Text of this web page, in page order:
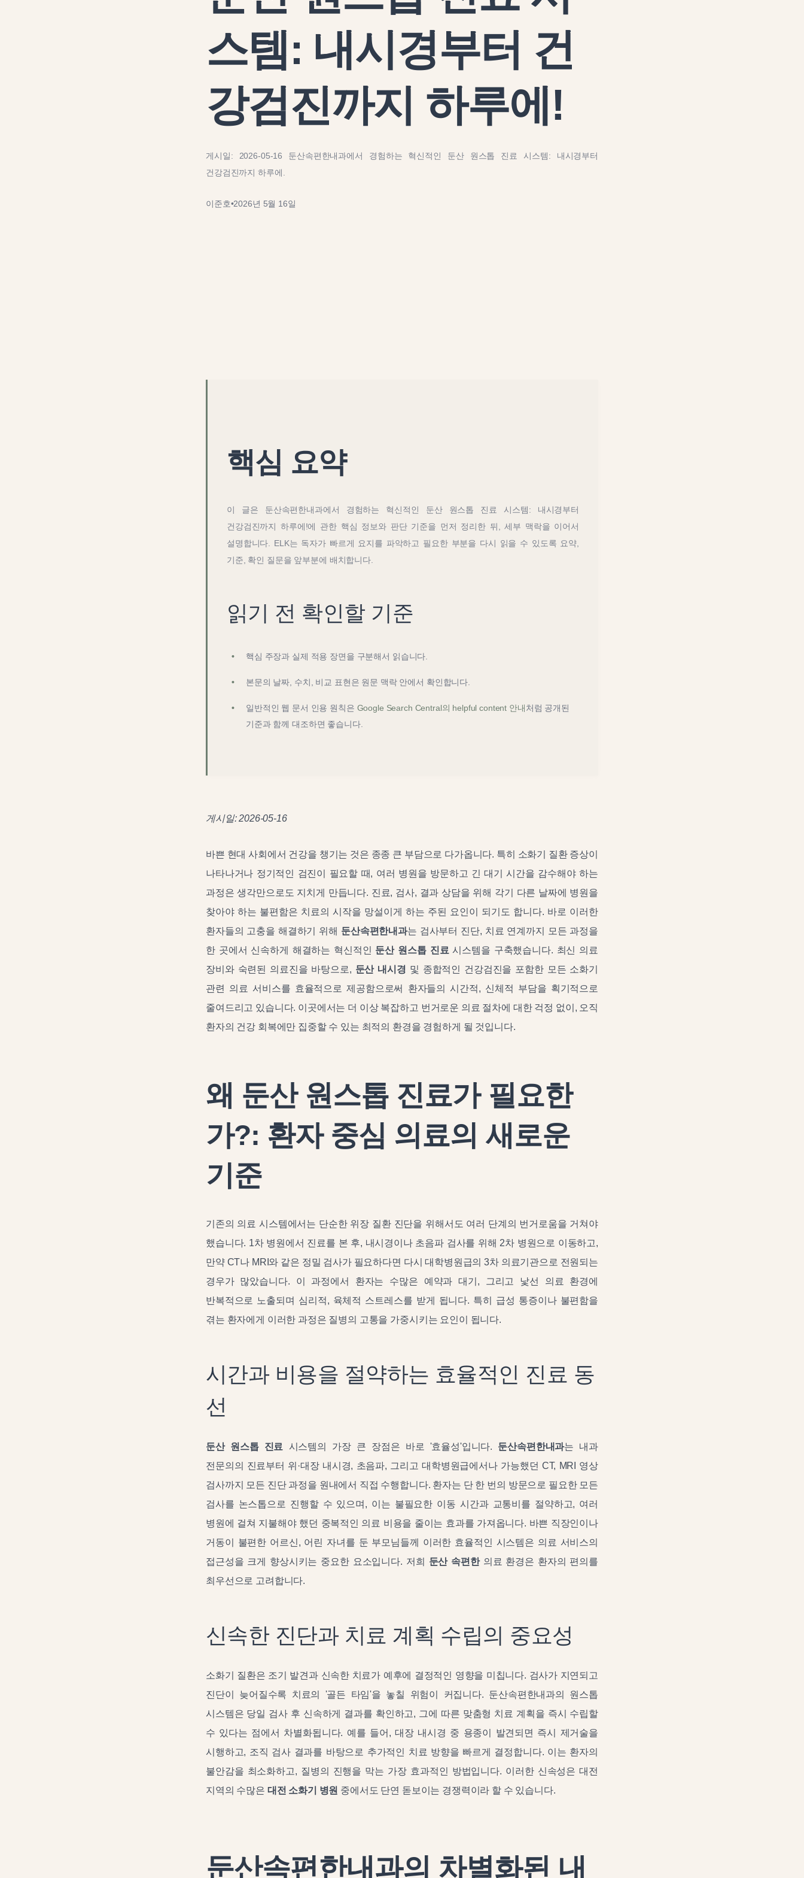
스템: 내시경부터 건
강검진까지 하루에!
게시일: 2026-05-16 둔산속편한내과에서 경험하는 혁신적인 둔산 원스톱 진료 시스템: 내시경부터
건강검진까지 하루에.
이준호•2026년 5월 16일
핵심 요약
이 글은 둔산속편한내과에서 경험하는 혁신적인 둔산 원스톱 진료 시스템: 내시경부터
건강검진까지 하루에!에 관한 핵심 정보와 판단 기준을 먼저 정리한 뒤, 세부 맥락을 이어서
설명합니다. ELK는 독자가 빠르게 요지를 파악하고 필요한 부분을 다시 읽을 수 있도록 요약,
기준, 확인 질문을 앞부분에 배치합니다.
읽기 전 확인할 기준
핵심 주장과 실제 적용 장면을 구분해서 읽습니다.
본문의 날짜, 수치, 비교 표현은 원문 맥락 안에서 확인합니다.
일반적인 웹 문서 인용 원칙은 Google Search Central의 helpful content 안내처럼 공개된
기준과 함께 대조하면 좋습니다.
게시일: 2026-05-16
바쁜 현대 사회에서 건강을 챙기는 것은 종종 큰 부담으로 다가옵니다. 특히 소화기 질환 증상이
나타나거나 정기적인 검진이 필요할 때, 여러 병원을 방문하고 긴 대기 시간을 감수해야 하는
과정은 생각만으로도 지치게 만듭니다. 진료, 검사, 결과 상담을 위해 각기 다른 날짜에 병원을
찾아야 하는 불편함은 치료의 시작을 망설이게 하는 주된 요인이 되기도 합니다. 바로 이러한
환자들의 고충을 해결하기 위해 둔산속편한내과는 검사부터 진단, 치료 연계까지 모든 과정을
한 곳에서 신속하게 해결하는 혁신적인 둔산 원스톱 진료 시스템을 구축했습니다. 최신 의료
장비와 숙련된 의료진을 바탕으로, 둔산 내시경 및 종합적인 건강검진을 포함한 모든 소화기
관련 의료 서비스를 효율적으로 제공함으로써 환자들의 시간적, 신체적 부담을 획기적으로
줄여드리고 있습니다. 이곳에서는 더 이상 복잡하고 번거로운 의료 절차에 대한 걱정 없이, 오직
환자의 건강 회복에만 집중할 수 있는 최적의 환경을 경험하게 될 것입니다.
왜 둔산 원스톱 진료가 필요한
가?: 환자 중심 의료의 새로운
기준
기존의 의료 시스템에서는 단순한 위장 질환 진단을 위해서도 여러 단계의 번거로움을 거쳐야
했습니다. 1차 병원에서 진료를 본 후, 내시경이나 초음파 검사를 위해 2차 병원으로 이동하고,
만약 CT나 MRI와 같은 정밀 검사가 필요하다면 다시 대학병원급의 3차 의료기관으로 전원되는
경우가 많았습니다. 이 과정에서 환자는 수많은 예약과 대기, 그리고 낯선 의료 환경에
반복적으로 노출되며 심리적, 육체적 스트레스를 받게 됩니다. 특히 급성 통증이나 불편함을
겪는 환자에게 이러한 과정은 질병의 고통을 가중시키는 요인이 됩니다.
시간과 비용을 절약하는 효율적인 진료 동
선
둔산 원스톱 진료 시스템의 가장 큰 장점은 바로 '효율성'입니다. 둔산속편한내과는 내과
전문의의 진료부터 위·대장 내시경, 초음파, 그리고 대학병원급에서나 가능했던 CT, MRI 영상
검사까지 모든 진단 과정을 원내에서 직접 수행합니다. 환자는 단 한 번의 방문으로 필요한 모든
검사를 논스톱으로 진행할 수 있으며, 이는 불필요한 이동 시간과 교통비를 절약하고, 여러
병원에 걸쳐 지불해야 했던 중복적인 의료 비용을 줄이는 효과를 가져옵니다. 바쁜 직장인이나
거동이 불편한 어르신, 어린 자녀를 둔 부모님들께 이러한 효율적인 시스템은 의료 서비스의
접근성을 크게 향상시키는 중요한 요소입니다. 저희 둔산 속편한의료 환경은 환자의 편의를
최우선으로 고려합니다.
신속한 진단과 치료 계획 수립의 중요성
소화기 질환은 조기 발견과 신속한 치료가 예후에 결정적인 영향을 미칩니다. 검사가 지연되고
진단이 늦어질수록 치료의 '골든 타임'을 놓칠 위험이 커집니다. 둔산속편한내과의 원스톱
시스템은 당일 검사 후 신속하게 결과를 확인하고, 그에 따른 맞춤형 치료 계획을 즉시 수립할
수 있다는 점에서 차별화됩니다. 예를 들어, 대장 내시경 중 용종이 발견되면 즉시 제거술을
시행하고, 조직 검사 결과를 바탕으로 추가적인 치료 방향을 빠르게 결정합니다. 이는 환자의
불안감을 최소화하고, 질병의 진행을 막는 가장 효과적인 방법입니다. 이러한 신속성은 대전
지역의 수많은 대전 소화기 병원 중에서도 단연 돋보이는 경쟁력이라 할 수 있습니다.
둔산속편한내과의 차별화된 내